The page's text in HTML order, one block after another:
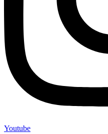
Youtube